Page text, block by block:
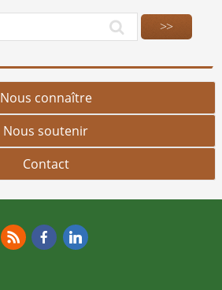
Nous connaître
Nous soutenir
Contact